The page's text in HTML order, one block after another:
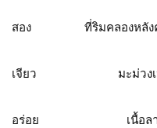
เรือลอยผ่า
สอง ที่ริมคลองหลังคา
ขายอ้อยควั่น
เจียว มะม่วงเปรี้ย
เชิญลูกค้าม
อร่อย เนื้อลาบก้อย